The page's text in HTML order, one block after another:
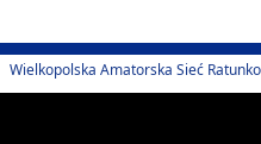
Wielkopolska Amatorska Sieć